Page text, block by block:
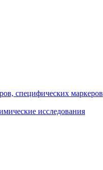
специфических маркеров
исследования